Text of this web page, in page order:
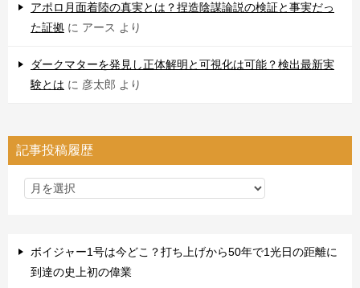
アポロ月面着陸の真実とは？捏造陰謀論説の検証と事実だっ
た証拠 に アース より
ダークマターを発見し正体解明と可視化は可能？検出最新実
験とは に 彦太郎 より
記事投稿履歴
ボイジャー1号は今どこ？打ち上げから50年で1光日の距離に
到達の史上初の偉業